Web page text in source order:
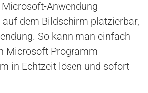
Anwendung
dem Bildschirm platzierbar,
So kann man einfach
Microsoft Programm
in Echtzeit lösen und sofort